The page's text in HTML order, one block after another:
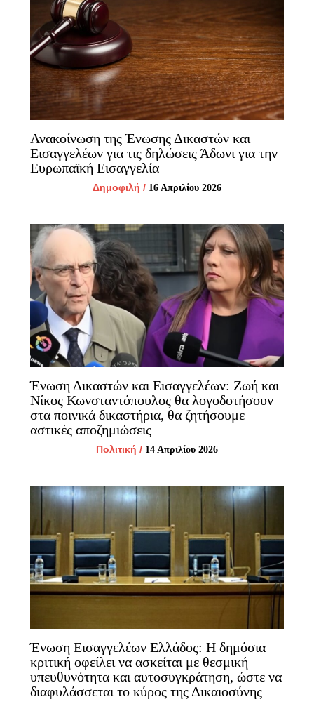
Ανακοίνωση της Ένωσης Δικαστών και
Εισαγγελέων για τις δηλώσεις Άδωνι για την
Ευρωπαϊκή Εισαγγελία
Δημοφιλή / 16 Απριλίου 2026
Ένωση Δικαστών και Εισαγγελέων: Ζωή και
Νίκος Κωνσταντόπουλος θα λογοδοτήσουν
στα ποινικά δικαστήρια, θα ζητήσουμε
αστικές αποζημιώσεις
Πολιτική / 14 Απριλίου 2026
Ένωση Εισαγγελέων Ελλάδος: Η δημόσια
κριτική οφείλει να ασκείται με θεσμική
υπευθυνότητα και αυτοσυγκράτηση, ώστε να
διαφυλάσσεται το κύρος της Δικαιοσύνης